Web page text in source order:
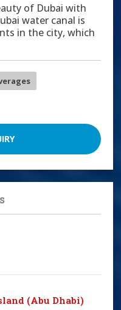
of Dubai with
water canal is
in the city, which
(Abu Dhabi)